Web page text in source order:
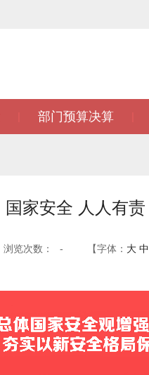
部门预算决算
国家安全 人人有责
浏览次数： - 【字体： 大 中